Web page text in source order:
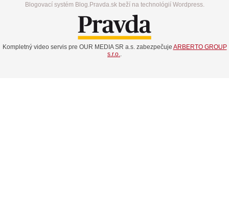
Blogovací systém Blog.Pravda.sk beží na technológií Wordpress.
Kompletný video servis pre OUR MEDIA SR a.s. zabezpečuje ARBERTO GROUP
s.r.o..